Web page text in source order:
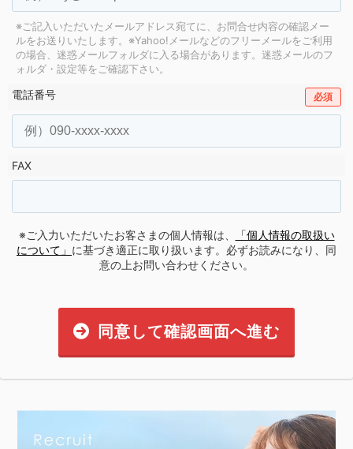
※ご記入いただいたメールアドレス宛てに、お問合せ内容の確認メー
ルをお送りいたします。 ※Yahoo!メールなどのフリーメールをご利用
の場合、迷惑メールフォルダに入る場合があります。 迷惑メールのフ
ォルダ・設定等をご確認下さい。
電話番号 必須
FAX
※ご入力いただいたお客さまの個人情報は、
「個人情報の取扱い
について」 に基づき適正に取り扱います。必ずお読みになり、同
意の上お問い合わせください。
同意して確認画面へ進む